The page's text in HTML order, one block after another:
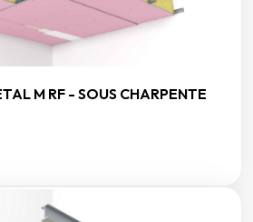
M RF - SOUS CHARPENTE